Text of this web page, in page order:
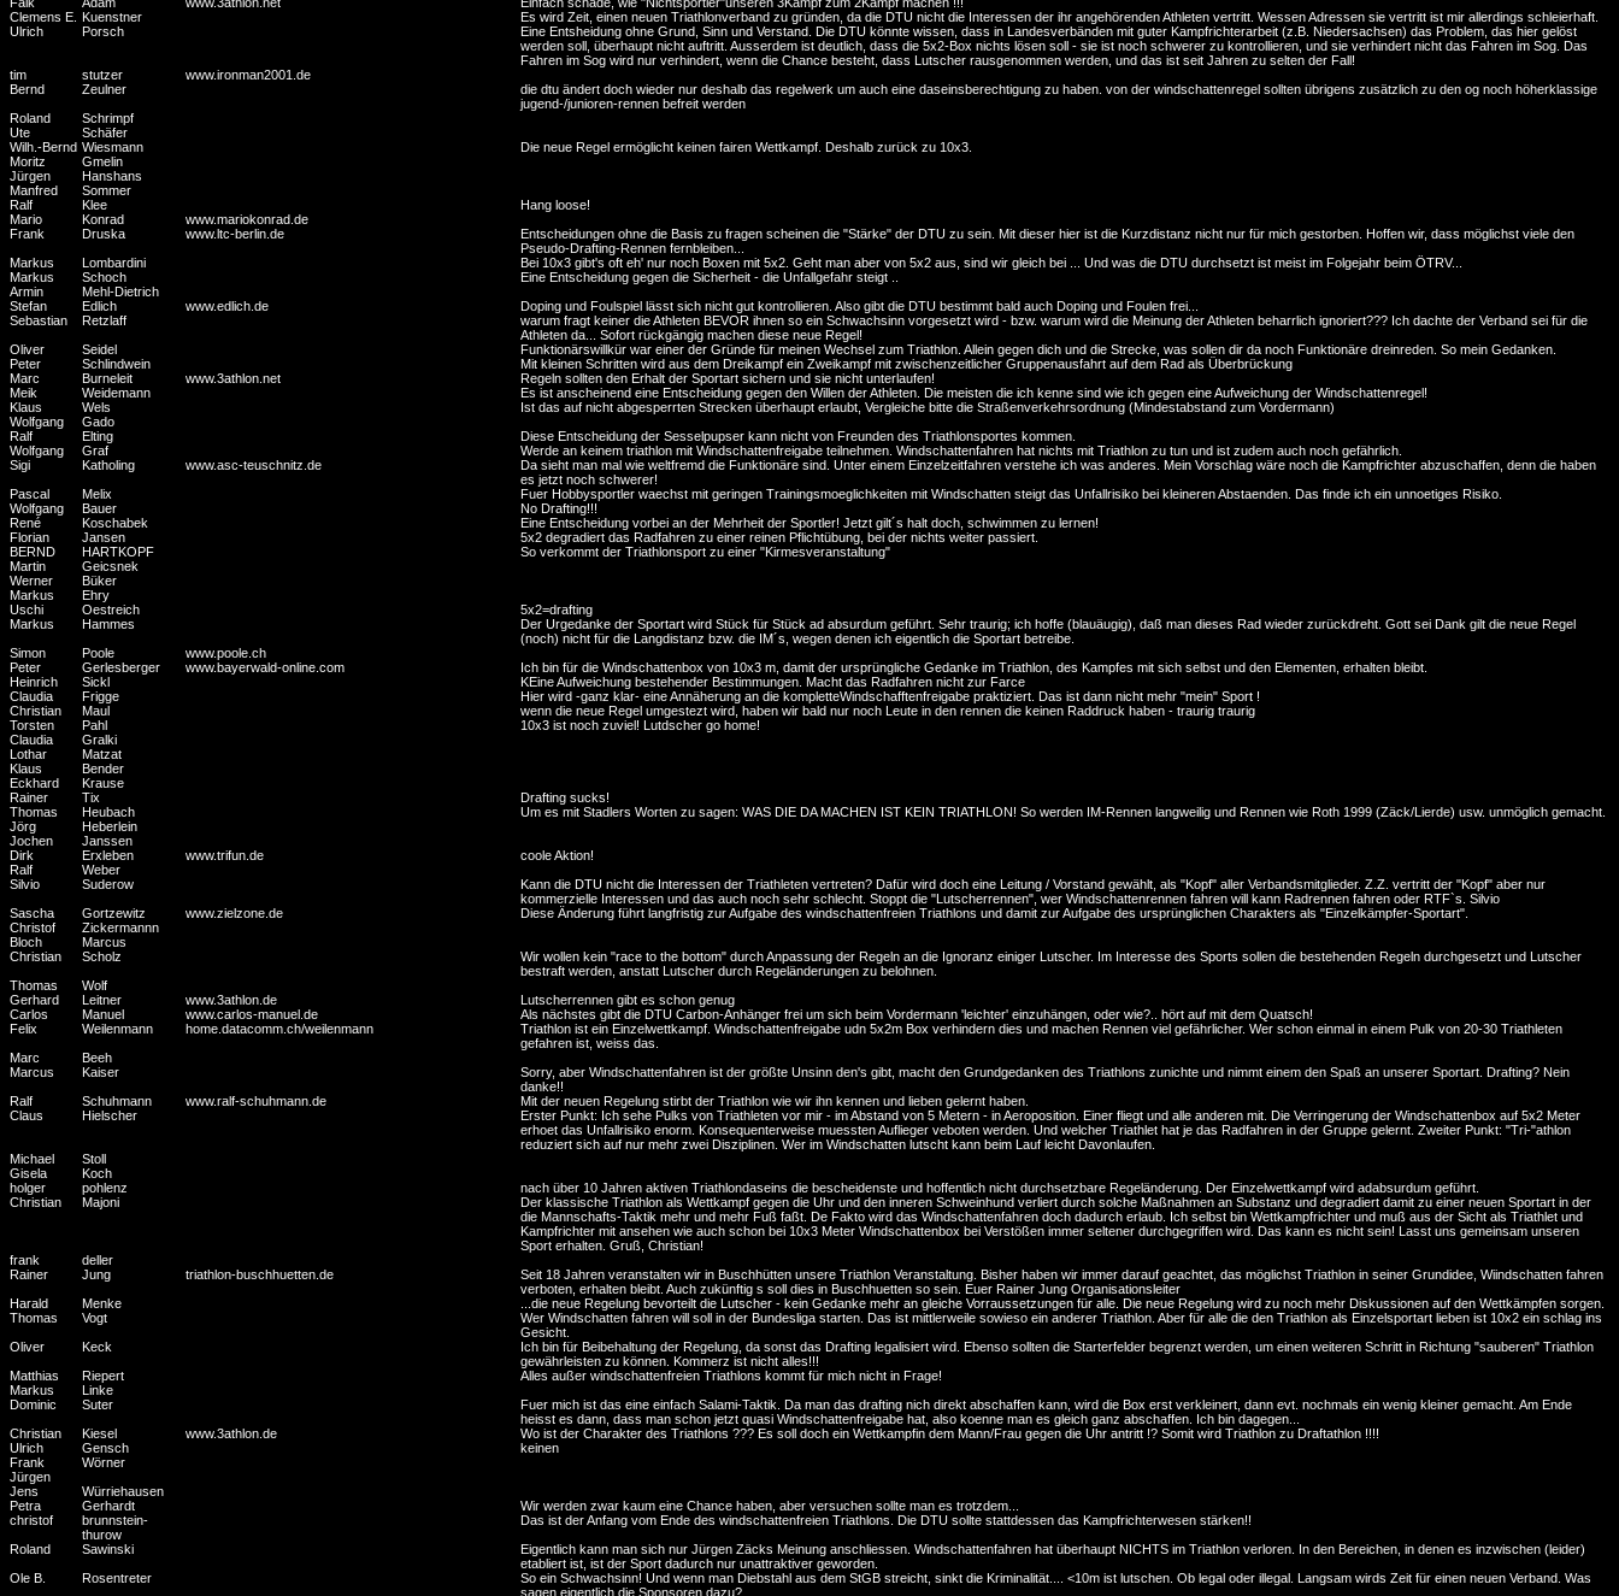
Clemens E. Kuenstner
Es wird Zeit, einen neuen Triathlonverband zu gründen, da die DTU nicht die Interessen der ihr angehörenden Athleten vertritt. Wessen Adressen sie vertritt ist mir allerdings schleierhaft.
Ulrich
Porsch
Eine Entsheidung ohne Grund, Sinn und Verstand. Die DTU könnte wissen, dass in Landesverbänden mit guter Kampfrichterarbeit (z.B. Niedersachsen) das Problem, das hier gelöst
werden soll, überhaupt nicht auftritt. Ausserdem ist deutlich, dass die 5x2-Box nichts lösen soll - sie ist noch schwerer zu kontrollieren, und sie verhindert nicht das Fahren im Sog. Das
Fahren im Sog wird nur verhindert, wenn die Chance besteht, dass Lutscher rausgenommen werden, und das ist seit Jahren zu selten der Fall!
tim
stutzer
www.ironman2001.de
Bernd
Zeulner
die dtu ändert doch wieder nur deshalb das regelwerk um auch eine daseinsberechtigung zu haben. von der windschattenregel sollten übrigens zusätzlich zu den og noch höherklassige
jugend-/junioren-rennen befreit werden
Roland
Schrimpf
Ute
Schäfer
Wilh.-Bernd Wiesmann
Die neue Regel ermöglicht keinen fairen Wettkampf. Deshalb zurück zu 10x3.
Moritz
Gmelin
Jürgen
Hanshans
Manfred
Sommer
Ralf
Klee
Hang loose!
Mario
Konrad
www.mariokonrad.de
Frank
Druska www.ltc-berlin.de
Entscheidungen ohne die Basis zu fragen scheinen die "Stärke" der DTU zu sein. Mit dieser hier ist die Kurzdistanz nicht nur für mich gestorben. Hoffen wir, dass möglichst viele den
Pseudo-Drafting-Rennen fernbleiben...
Markus
Lombardini
Bei 10x3 gibt's oft eh' nur noch Boxen mit 5x2. Geht man aber von 5x2 aus, sind wir gleich bei ... Und was die DTU durchsetzt ist meist im Folgejahr beim ÖTRV...
Markus
Schoch
Eine Entscheidung gegen die Sicherheit - die Unfallgefahr steigt ..
Armin
Mehl-Dietrich
Stefan
Edlich www.edlich.de
Doping und Foulspiel lässt sich nicht gut kontrollieren. Also gibt die DTU bestimmt bald auch Doping und Foulen frei...
Sebastian
Retzlaff
warum fragt keiner die Athleten BEVOR ihnen so ein Schwachsinn vorgesetzt wird - bzw. warum wird die Meinung der Athleten beharrlich ignoriert??? Ich dachte der Verband sei für die
Athleten da... Sofort rückgängig machen diese neue Regel!
Oliver
Seidel
Funktionärswillkür war einer der Gründe für meinen Wechsel zum Triathlon. Allein gegen dich und die Strecke, was sollen dir da noch Funktionäre dreinreden. So mein Gedanken.
Peter
Schlindwein
Mit kleinen Schritten wird aus dem Dreikampf ein Zweikampf mit zwischenzeitlicher Gruppenausfahrt auf dem Rad als Überbrückung
Marc
Burneleit www.3athlon.net
Regeln sollten den Erhalt der Sportart sichern und sie nicht unterlaufen!
Meik
Weidemann
Es ist anscheinend eine Entscheidung gegen den Willen der Athleten. Die meisten die ich kenne sind wie ich gegen eine Aufweichung der Windschattenregel!
Klaus
Wels
Ist das auf nicht abgesperrten Strecken überhaupt erlaubt, Vergleiche bitte die Straßenverkehrsordnung (Mindestabstand zum Vordermann)
Wolfgang
Gado
Ralf
Elting
Diese Entscheidung der Sesselpupser kann nicht von Freunden des Triathlonsportes kommen.
Wolfgang
Graf
Werde an keinem triathlon mit Windschattenfreigabe teilnehmen. Windschattenfahren hat nichts mit Triathlon zu tun und ist zudem auch noch gefährlich.
Sigi
Katholing www.asc-teuschnitz.de
Da sieht man mal wie weltfremd die Funktionäre sind. Unter einem Einzelzeitfahren verstehe ich was anderes. Mein Vorschlag wäre noch die Kampfrichter abzuschaffen, denn die haben
es jetzt noch schwerer!
Pascal
Melix
Fuer Hobbysportler waechst mit geringen Trainingsmoeglichkeiten mit Windschatten steigt das Unfallrisiko bei kleineren Abstaenden. Das finde ich ein unnoetiges Risiko.
Wolfgang
Bauer
No Drafting!!!
René
Koschabek
Eine Entscheidung vorbei an der Mehrheit der Sportler! Jetzt gilt´s halt doch, schwimmen zu lernen!
Florian
Jansen
5x2 degradiert das Radfahren zu einer reinen Pflichtübung, bei der nichts weiter passiert.
BERND
HARTKOPF
So verkommt der Triathlonsport zu einer "Kirmesveranstaltung"
Martin
Geicsnek
Werner
Büker
Markus
Ehry
Uschi
Oestreich
5x2=drafting
Markus
Hammes
Der Urgedanke der Sportart wird Stück für Stück ad absurdum geführt. Sehr traurig; ich hoffe (blauäugig), daß man dieses Rad wieder zurückdreht. Gott sei Dank gilt die neue Regel
(noch) nicht für die Langdistanz bzw. die IM´s, wegen denen ich eigentlich die Sportart betreibe.
Simon
Poole
www.poole.ch
Peter
Gerlesberger www.bayerwald-online.com
Ich bin für die Windschattenbox von 10x3 m, damit der ursprüngliche Gedanke im Triathlon, des Kampfes mit sich selbst und den Elementen, erhalten bleibt.
Heinrich
Sickl
KEine Aufweichung bestehender Bestimmungen. Macht das Radfahren nicht zur Farce
Claudia
Frigge
Hier wird -ganz klar- eine Annäherung an die kompletteWindschafftenfreigabe praktiziert. Das ist dann nicht mehr "mein" Sport !
Christian
Maul
wenn die neue Regel umgestezt wird, haben wir bald nur noch Leute in den rennen die keinen Raddruck haben - traurig traurig
Torsten
Pahl
10x3 ist noch zuviel! Lutdscher go home!
Claudia
Gralki
Lothar
Matzat
Klaus
Bender
Eckhard
Krause
Rainer
Tix
Drafting sucks!
Thomas
Heubach
Um es mit Stadlers Worten zu sagen: WAS DIE DA MACHEN IST KEIN TRIATHLON! So werden IM-Rennen langweilig und Rennen wie Roth 1999 (Zäck/Lierde) usw. unmöglich gemacht.
Jörg
Heberlein
Jochen
Janssen
Dirk
Erxleben www.trifun.de
coole Aktion!
Ralf
Weber
Silvio
Suderow
Kann die DTU nicht die Interessen der Triathleten vertreten? Dafür wird doch eine Leitung / Vorstand gewählt, als "Kopf" aller Verbandsmitglieder. Z.Z. vertritt der "Kopf" aber nur
kommerzielle Interessen und das auch noch sehr schlecht. Stoppt die "Lutscherrennen", wer Windschattenrennen fahren will kann Radrennen fahren oder RTF`s. Silvio
Sascha
Gortzewitz www.zielzone.de
Diese Änderung führt langfristig zur Aufgabe des windschattenfreien Triathlons und damit zur Aufgabe des ursprünglichen Charakters als "Einzelkämpfer-Sportart".
Christof
Zickermannn
Bloch
Marcus
Christian
Scholz
Wir wollen kein "race to the bottom" durch Anpassung der Regeln an die Ignoranz einiger Lutscher. Im Interesse des Sports sollen die bestehenden Regeln durchgesetzt und Lutscher
bestraft werden, anstatt Lutscher durch Regeländerungen zu belohnen.
Thomas
Wolf
Gerhard
Leitner www.3athlon.de
Lutscherrennen gibt es schon genug
Carlos
Manuel www.carlos-manuel.de
Als nächstes gibt die DTU Carbon-Anhänger frei um sich beim Vordermann 'leichter' einzuhängen, oder wie?.. hört auf mit dem Quatsch!
Felix
Weilenmann home.datacomm.ch/weilenmann
Triathlon ist ein Einzelwettkampf. Windschattenfreigabe udn 5x2m Box verhindern dies und machen Rennen viel gefährlicher. Wer schon einmal in einem Pulk von 20-30 Triathleten
gefahren ist, weiss das.
Marc
Beeh
Marcus
Kaiser
Sorry, aber Windschattenfahren ist der größte Unsinn den's gibt, macht den Grundgedanken des Triathlons zunichte und nimmt einem den Spaß an unserer Sportart. Drafting? Nein
danke!!
Ralf
Schuhmann www.ralf-schuhmann.de
Mit der neuen Regelung stirbt der Triathlon wie wir ihn kennen und lieben gelernt haben.
Claus
Hielscher
Erster Punkt: Ich sehe Pulks von Triathleten vor mir - im Abstand von 5 Metern - in Aeroposition. Einer fliegt und alle anderen mit. Die Verringerung der Windschattenbox auf 5x2 Meter
erhoet das Unfallrisiko enorm. Konsequenterweise muessten Auflieger veboten werden. Und welcher Triathlet hat je das Radfahren in der Gruppe gelernt. Zweiter Punkt: "Tri-"athlon
reduziert sich auf nur mehr zwei Disziplinen. Wer im Windschatten lutscht kann beim Lauf leicht Davonlaufen.
Michael
Stoll
Gisela
Koch
holger
pohlenz
nach über 10 Jahren aktiven Triathlondaseins die bescheidenste und hoffentlich nicht durchsetzbare Regeländerung. Der Einzelwettkampf wird adabsurdum geführt.
Christian
Majoni
Der klassische Triathlon als Wettkampf gegen die Uhr und den inneren Schweinhund verliert durch solche Maßnahmen an Substanz und degradiert damit zu einer neuen Sportart in der
die Mannschafts-Taktik mehr und mehr Fuß faßt. De Fakto wird das Windschattenfahren doch dadurch erlaub. Ich selbst bin Wettkampfrichter und muß aus der Sicht als Triathlet und
Kampfrichter mit ansehen wie auch schon bei 10x3 Meter Windschattenbox bei Verstößen immer seltener durchgegriffen wird. Das kann es nicht sein! Lasst uns gemeinsam unseren
Sport erhalten. Gruß, Christian!
frank
deller
Rainer
Jung triathlon-buschhuetten.de
Seit 18 Jahren veranstalten wir in Buschhütten unsere Triathlon Veranstaltung. Bisher haben wir immer darauf geachtet, das möglichst Triathlon in seiner Grundidee, Wiindschatten fahren
verboten, erhalten bleibt. Auch zukünftig s soll dies in Buschhuetten so sein. Euer Rainer Jung Organisationsleiter
Harald
Menke
...die neue Regelung bevorteilt die Lutscher - kein Gedanke mehr an gleiche Vorraussetzungen für alle. Die neue Regelung wird zu noch mehr Diskussionen auf den Wettkämpfen sorgen.
Thomas
Vogt
Wer Windschatten fahren will soll in der Bundesliga starten. Das ist mittlerweile sowieso ein anderer Triathlon. Aber für alle die den Triathlon als Einzelsportart lieben ist 10x2 ein schlag ins
Gesicht.
Oliver
Keck
Ich bin für Beibehaltung der Regelung, da sonst das Drafting legalisiert wird. Ebenso sollten die Starterfelder begrenzt werden, um einen weiteren Schritt in Richtung "sauberen" Triathlon
gewährleisten zu können. Kommerz ist nicht alles!!!
Matthias
Riepert
Alles außer windschattenfreien Triathlons kommt für mich nicht in Frage!
Markus
Linke
Dominic
Suter
Fuer mich ist das eine einfach Salami-Taktik. Da man das drafting nich direkt abschaffen kann, wird die Box erst verkleinert, dann evt. nochmals ein wenig kleiner gemacht. Am Ende
heisst es dann, dass man schon jetzt quasi Windschattenfreigabe hat, also koenne man es gleich ganz abschaffen. Ich bin dagegen...
Christian
Kiesel www.3athlon.de
Wo ist der Charakter des Triathlons ??? Es soll doch ein Wettkampfin dem Mann/Frau gegen die Uhr antritt !? Somit wird Triathlon zu Draftathlon !!!!
Ulrich
Gensch
keinen
Frank
Jürgen
Wörner
Jens
Würriehausen
Petra
Gerhardt
Wir werden zwar kaum eine Chance haben, aber versuchen sollte man es trotzdem...
christof
brunnstein-
thurow
Das ist der Anfang vom Ende des windschattenfreien Triathlons. Die DTU sollte stattdessen das Kampfrichterwesen stärken!!
Roland
Sawinski
Eigentlich kann man sich nur Jürgen Zäcks Meinung anschliessen. Windschattenfahren hat überhaupt NICHTS im Triathlon verloren. In den Bereichen, in denen es inzwischen (leider)
etabliert ist, ist der Sport dadurch nur unattraktiver geworden.
Ole B.
Rosentreter
So ein Schwachsinn! Und wenn man Diebstahl aus dem StGB streicht, sinkt die Kriminalität.... <10m ist lutschen. Ob legal oder illegal. Langsam wirds Zeit für einen neuen Verband. Was
sagen eigentlich die Sponsoren dazu?